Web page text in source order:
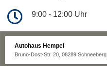
9:00 - 12:00 Uhr
Autohaus Hempel
Bruno-Dost-Str. 20, 08289 Schneeberg